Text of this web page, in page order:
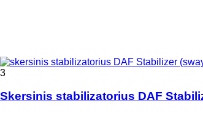
3
Skersinis stabilizatorius DAF